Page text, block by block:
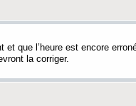
et que l’heure est encore
la corriger.